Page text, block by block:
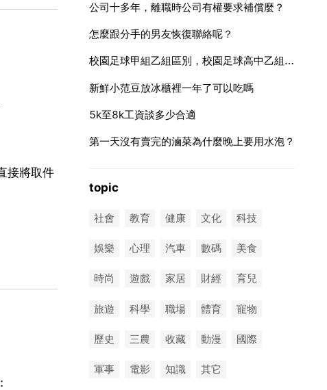
接將取件
公司十多年，離職時公司有權要求補償麼？
怎麼跟分手的男友恢復聯絡呢？
校園足球甲組乙組區別，校園足球高中乙組年齡段是怎麼劃分的
新鮮小范豆放冰櫃裡一年了可以吃嗎
5k至8k工資談多少合適
第一天沒有賣完的滷菜為什麼晚上要用水泡？
topic
社會 教育 健康 文化 科技
娛樂 心理 汽車 數碼 美食
時尚 遊戲 家居 財經 育兒
旅遊 科學 職場 體育 寵物
歷史 三農 收藏 動漫 國際
軍事 電影 知識 其它